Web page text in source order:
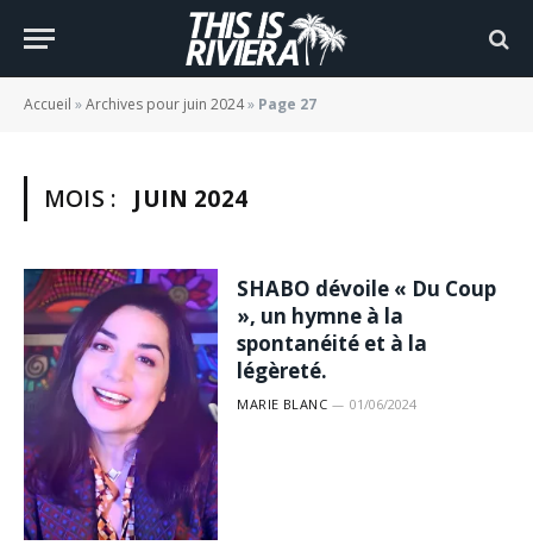
Accueil »Archives pour juin 2024» Page 27
MOIS : JUIN 2024
SHABO dévoile « Du Coup
», un hymne à la
spontanéité et à la
légèreté.
MARIE BLANC 01/06/2024